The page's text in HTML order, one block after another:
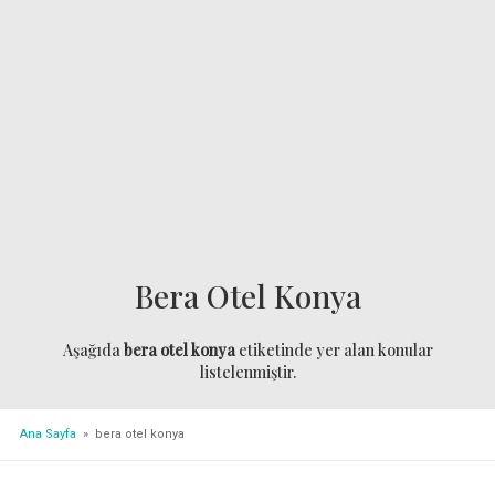
Bera Otel Konya
Aşağıdabera otel konyaetiketinde yer alan konular
listelenmiştir.
Ana Sayfa » bera otel konya